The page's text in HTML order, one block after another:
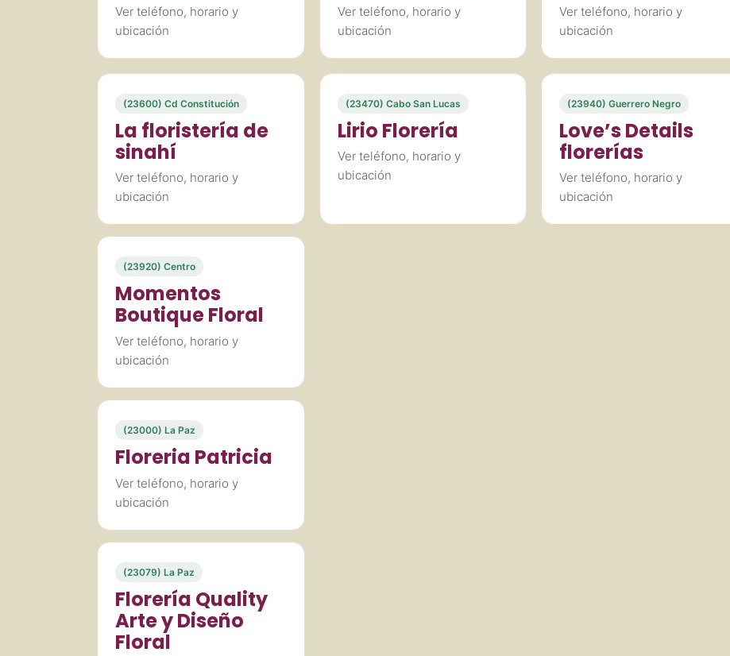
Ver teléfono, horario y
ubicación
Ver teléfono, horario y
ubicación
Ver teléfono, horario y
ubicación
(23600) Cd Constitución
La floristería de
sinahí
Ver teléfono, horario y
ubicación
(23470) Cabo San Lucas
Lirio Florería
Ver teléfono, horario y
ubicación
(23940) Guerrero Negro
Love’s Details
florerías
Ver teléfono, horario y
ubicación
(23920) Centro
Momentos
Boutique Floral
Ver teléfono, horario y
ubicación
(23000) La Paz
Floreria Patricia
Ver teléfono, horario y
ubicación
(23079) La Paz
Florería Quality
Arte y Diseño
Floral